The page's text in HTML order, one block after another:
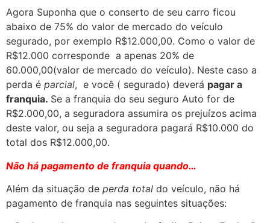
Agora Suponha que o conserto de seu carro ficou
abaixo de 75% do valor de mercado do veículo
segurado, por exemplo R$12.000,00. Como o valor de
R$12.000 corresponde a apenas 20% de
60.000,00(valor de mercado do veículo). Neste caso a
perda é parcial, e você ( segurado) deverá pagar a
franquia. Se a franquia do seu seguro Auto for de
R$2.000,00, a seguradora assumira os prejuízos acima
deste valor, ou seja a seguradora pagará R$10.000 do
total dos R$12.000,00.
Não há pagamento de franquia quando…
Além da situação de perda total do veículo, não há
pagamento de franquia nas seguintes situações: